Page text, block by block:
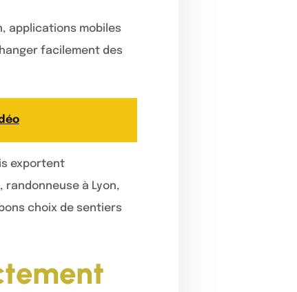
applications mobiles
facilement des
exportent
à Lyon,
choix de sentiers